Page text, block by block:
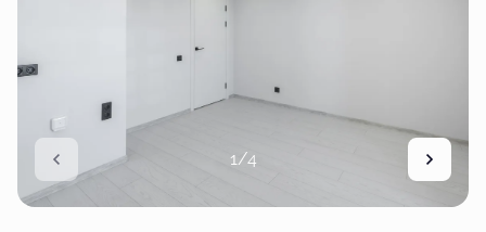
1/4